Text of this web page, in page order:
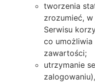
tworzenia
zrozumieć,
Serwisu
co umożliwia
zawartości;
utrzymanie